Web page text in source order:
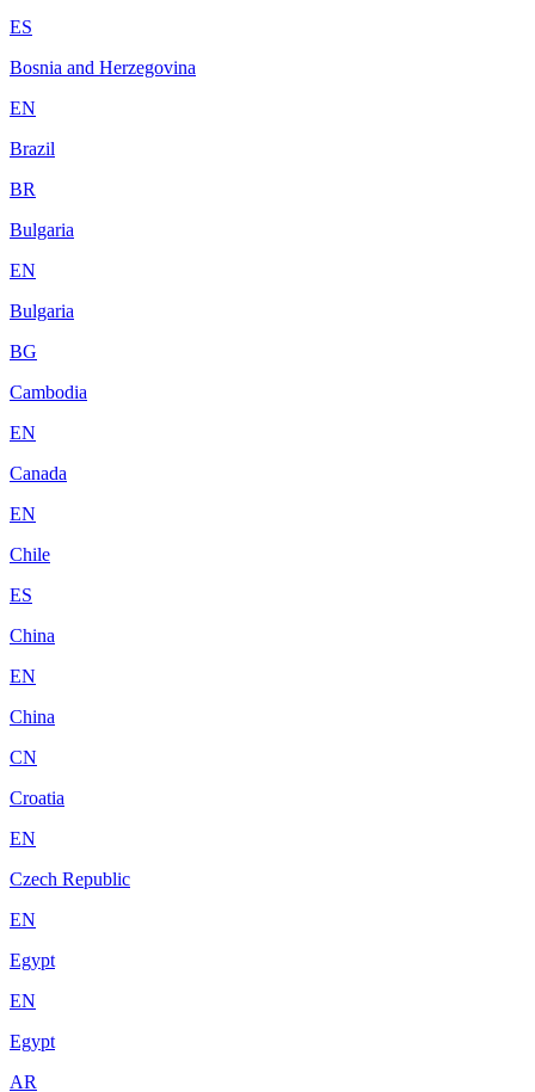
ES
Bosnia and Herzegovina
EN
Brazil
BR
Bulgaria
EN
Bulgaria
BG
Cambodia
EN
Canada
EN
Chile
ES
China
EN
China
CN
Croatia
EN
Czech Republic
EN
Egypt
EN
Egypt
AR